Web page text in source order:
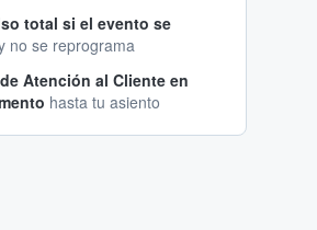
total si el evento se
no se reprograma
Atención al Cliente en
hasta tu asiento